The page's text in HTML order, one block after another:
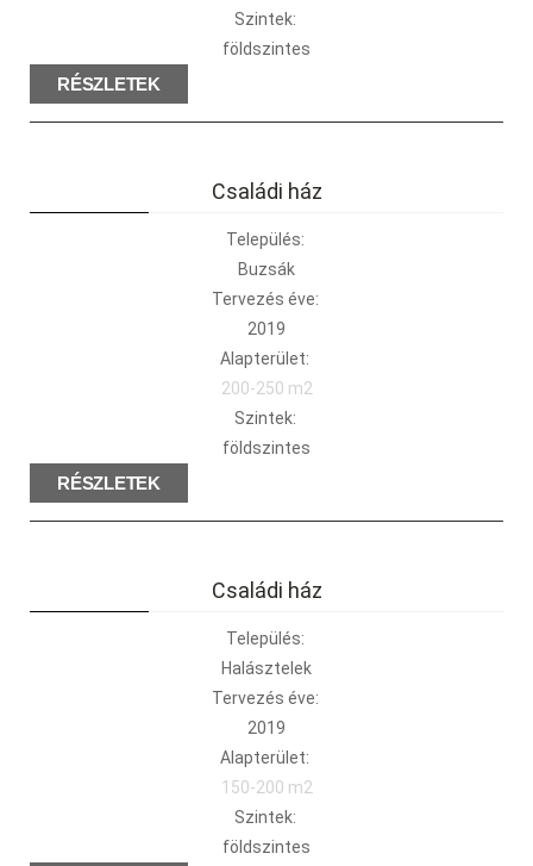
Szintek:
földszintes
RÉSZLETEK
Családi ház
Település:
Buzsák
Tervezés éve:
2019
Alapterület:
200-250 m2
Szintek:
földszintes
RÉSZLETEK
Családi ház
Település:
Halásztelek
Tervezés éve:
2019
Alapterület:
150-200 m2
Szintek:
földszintes